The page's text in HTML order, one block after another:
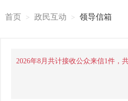
首页 政民互动 领导信箱
2026年8月共计接收公众来信1件，